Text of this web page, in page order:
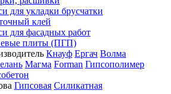
для укладки брусчатки
клей
для фасадных работ
плиты (ПГП)
Кнауф Ергач Волма
Магма Forman Гипсополимер
Гипсовая Силикатная